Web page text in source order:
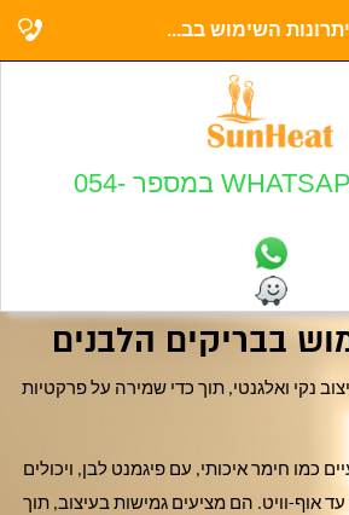
השימוש בב...
מענה מיידי ב-WHATSAPP במספר 054-
בבריקים הלבנים
נקי ואלגנטי, תוך כדי שמירה על פרקטיות
כמו חימר איכותי, עם פיגמנט לבן, ויכולים
עד אוף-וויט. הם מציעים גמישות בעיצוב, תוך